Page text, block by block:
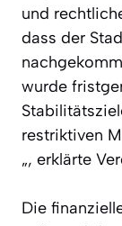
und
dass der
wurde
restriktiven
„, erklärte
Die